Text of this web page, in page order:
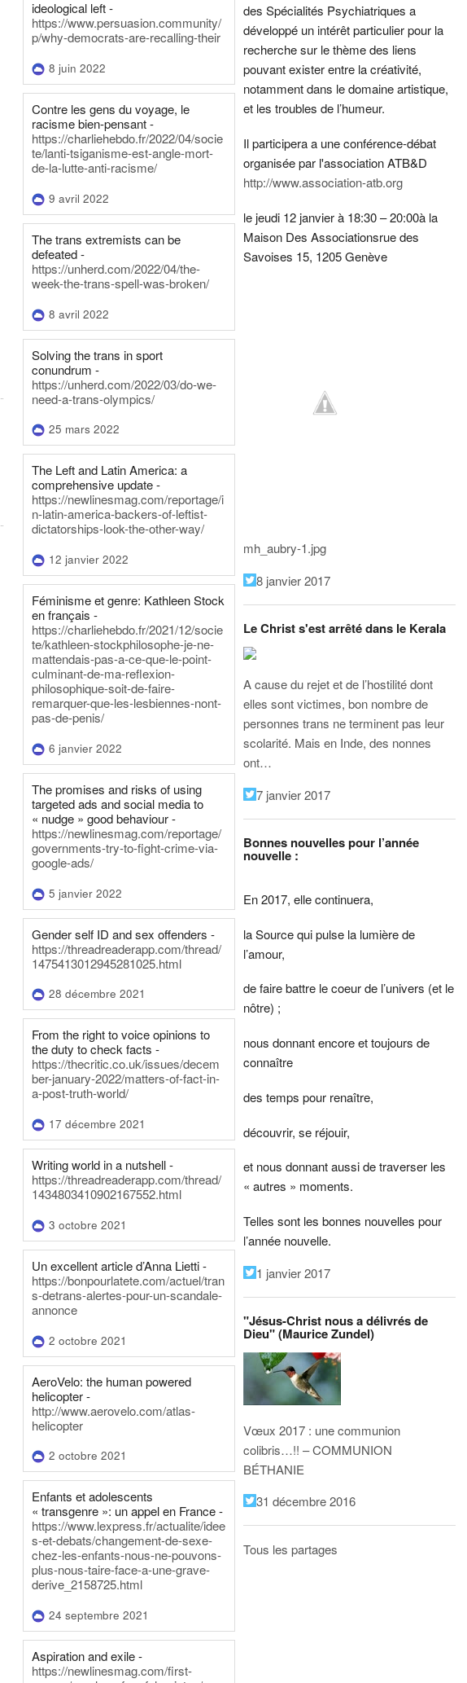
ideological left -
https://www.persuasion.community/
p/why-democrats-are-recalling-their
8 juin 2022
Contre les gens du voyage, le
racisme bien-pensant -
https://charliehebdo.fr/2022/04/socie
te/lanti-tsiganisme-est-angle-mort-
de-la-lutte-anti-racisme/
9 avril 2022
The trans extremists can be
defeated -
https://unherd.com/2022/04/the-
week-the-trans-spell-was-broken/
8 avril 2022
Solving the trans in sport
conundrum -
https://unherd.com/2022/03/do-we-
need-a-trans-olympics/
25 mars 2022
The Left and Latin America: a
comprehensive update -
https://newlinesmag.com/reportage/i
n-latin-america-backers-of-leftist-
dictatorships-look-the-other-way/
12 janvier 2022
Féminisme et genre: Kathleen Stock
en français -
https://charliehebdo.fr/2021/12/socie
te/kathleen-stockphilosophe-je-ne-
mattendais-pas-a-ce-que-le-point-
culminant-de-ma-reflexion-
philosophique-soit-de-faire-
remarquer-que-les-lesbiennes-nont-
pas-de-penis/
6 janvier 2022
The promises and risks of using
targeted ads and social media to
« nudge » good behaviour -
https://newlinesmag.com/reportage/
governments-try-to-fight-crime-via-
google-ads/
5 janvier 2022
Gender self ID and sex offenders -
https://threadreaderapp.com/thread/
1475413012945281025.html
28 décembre 2021
From the right to voice opinions to
the duty to check facts -
https://thecritic.co.uk/issues/decem
ber-january-2022/matters-of-fact-in-
a-post-truth-world/
17 décembre 2021
Writing world in a nutshell -
https://threadreaderapp.com/thread/
1434803410902167552.html
3 octobre 2021
Un excellent article d’Anna Lietti -
https://bonpourlatete.com/actuel/tran
s-detrans-alertes-pour-un-scandale-
annonce
2 octobre 2021
AeroVelo: the human powered
helicopter -
http://www.aerovelo.com/atlas-
helicopter
2 octobre 2021
Enfants et adolescents
« transgenre »: un appel en France -
https://www.lexpress.fr/actualite/idee
s-et-debats/changement-de-sexe-
chez-les-enfants-nous-ne-pouvons-
plus-nous-taire-face-a-une-grave-
derive_2158725.html
24 septembre 2021
Aspiration and exile -
https://newlinesmag.com/first-
des Spécialités Psychiatriques a
développé un intérêt particulier pour la
recherche sur le thème des liens
pouvant exister entre la créativité,
notamment dans le domaine artistique,
et les troubles de l’humeur.
Il participera a une conférence-débat
organisée par l'association ATB&D
http://www.association-atb.org
le jeudi 12 janvier à 18:30 – 20:00à la
Maison Des Associationsrue des
Savoises 15, 1205 Genève
mh_aubry-1.jpg
8 janvier 2017
Le Christ s'est arrêté dans le Kerala
A cause du rejet et de l’hostilité dont
elles sont victimes, bon nombre de
personnes trans ne terminent pas leur
scolarité. Mais en Inde, des nonnes
ont…
7 janvier 2017
Bonnes nouvelles pour l’année
nouvelle :
En 2017, elle continuera,
la Source qui pulse la lumière de
l’amour,
de faire battre le coeur de l’univers (et le
nôtre) ;
nous donnant encore et toujours de
connaître
des temps pour renaître,
découvrir, se réjouir,
et nous donnant aussi de traverser les
« autres » moments.
Telles sont les bonnes nouvelles pour
l’année nouvelle.
1 janvier 2017
"Jésus-Christ nous a délivrés de
Dieu" (Maurice Zundel)
Vœux 2017 : une communion
colibris…!! – COMMUNION
BÉTHANIE
31 décembre 2016
Tous les partages